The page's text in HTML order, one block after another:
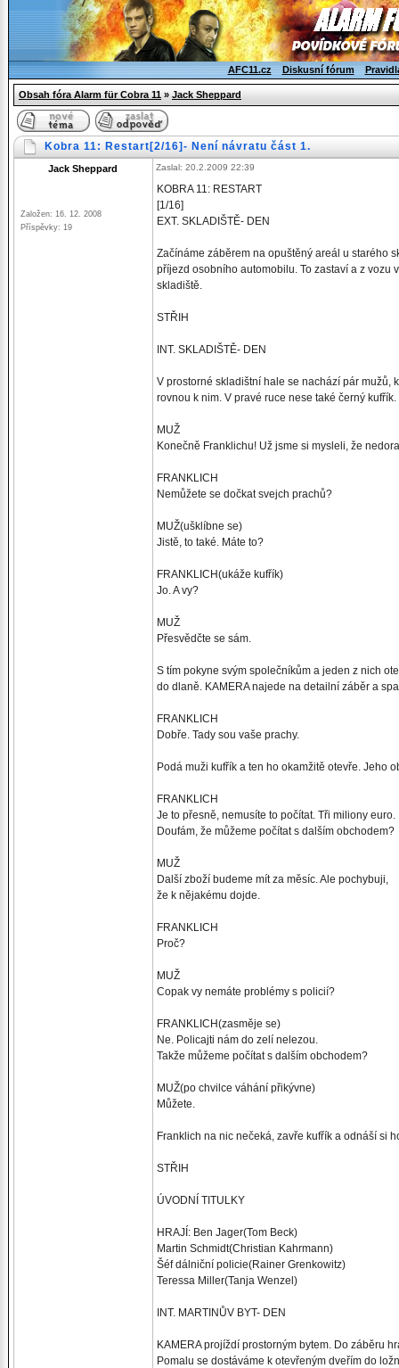
AFC11.cz Diskusní fórum
Obsah fóra Alarm für Cobra 11 » Jack Sheppard
Kobra 11: Restart[2/16]- Není návratu část 1.
Jack Sheppard
Založen: 16. 12. 2008
Příspěvky: 19
Zaslal: 20.2.2009 22:39
KOBRA 11: RESTART
[1/16]
EXT. SKLADIŠTĚ- DEN
Začínáme záběrem na opuštěný areál u starého
příjezd osobního automobilu. To zastaví a z vozu
skladiště.
STŘIH
INT. SKLADIŠTĚ- DEN
V prostorné skladištní hale se nachází pár mužů,
rovnou k nim. V pravé ruce nese také černý kufřík.
MUŽ
Konečně Franklichu! Už jsme si mysleli, že
FRANKLICH
Nemůžete se dočkat svejch prachů?
MUŽ(ušklíbne se)
Jistě, to také. Máte to?
FRANKLICH(ukáže kufřík)
Jo. A vy?
MUŽ
Přesvědčte se sám.
S tím pokyne svým společníkům a jeden z nich
do dlaně. KAMERA najede na detailní záběr a
FRANKLICH
Dobře. Tady sou vaše prachy.
Podá muži kufřík a ten ho okamžitě otevře. Jeho
FRANKLICH
Je to přesně, nemusíte to počítat. Tři miliony euro.
Doufám, že můžeme počítat s dalším obchodem?
MUŽ
Další zboží budeme mít za měsíc. Ale pochybuji,
že k nějakému dojde.
FRANKLICH
Proč?
MUŽ
Copak vy nemáte problémy s policií?
FRANKLICH(zasměje se)
Ne. Policajti nám do zelí nelezou.
Takže můžeme počítat s dalším obchodem?
MUŽ(po chvilce váhání přikývne)
Můžete.
Franklich na nic nečeká, zavře kufřík a odnáší si
STŘIH
ÚVODNÍ TITULKY
HRAJÍ: Ben Jager(Tom Beck)
Martin Schmidt(Christian Kahrmann)
Šéf dálniční policie(Rainer Grenkowitz)
Teressa Miller(Tanja Wenzel)
INT. MARTINŮV BYT- DEN
KAMERA projíždí prostorným bytem. Do záběru
Pomalu se dostáváme k otevřeným dveřím do